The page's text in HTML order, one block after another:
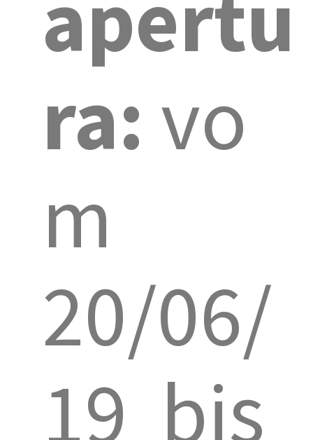
ra: vo
m
20/06/
19 bis